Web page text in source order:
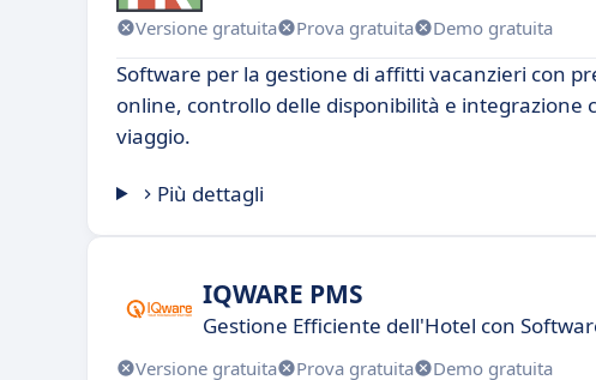
Versione gratuita Prova gratuita Demo gratuita
Software per la gestione di affitti vacanzieri con
online, controllo delle disponibilità e integrazione
viaggio.
Più dettagli
IQWARE PMS
Gestione Efficiente dell'Hotel con
Versione gratuita Prova gratuita Demo gratuita